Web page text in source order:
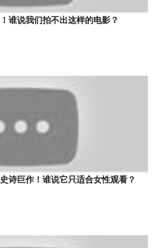
谁说我们拍不出这样的电影？
诗巨作！谁说它只适合女性观看？